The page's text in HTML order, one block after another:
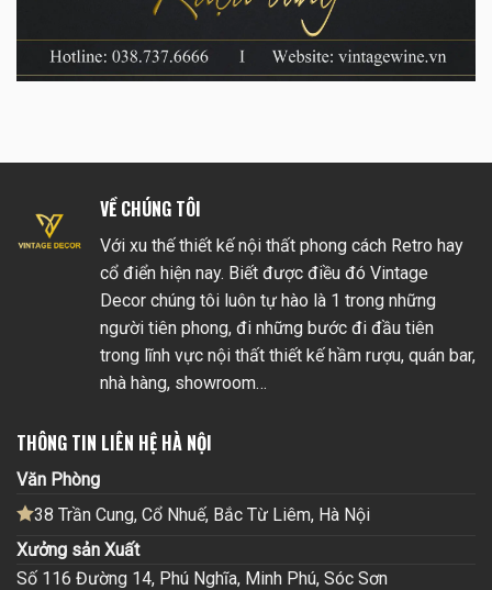
VỀ CHÚNG TÔI
Với xu thế thiết kế nội thất phong cách Retro hay
cổ điển hiện nay. Biết được điều đó Vintage
Decor chúng tôi luôn tự hào là 1 trong những
người tiên phong, đi những bước đi đầu tiên
trong lĩnh vực nội thất thiết kế hầm rượu, quán bar,
nhà hàng, showroom…
THÔNG TIN LIÊN HỆ HÀ NỘI
Văn Phòng
38 Trần Cung, Cổ Nhuế, Bắc Từ Liêm, Hà Nội
Xưởng sản Xuất
Số 116 Đường 14, Phú Nghĩa, Minh Phú, Sóc Sơn